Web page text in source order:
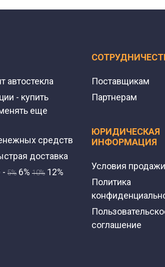
автостекла
- купить
еще
средств
доставка
- 5% 6% 10% 12%
Поставщикам
Партнерам
ЮРИДИЧЕСКАЯ
ИНФОРМАЦИЯ
Условия продажи
Политика
соглашение